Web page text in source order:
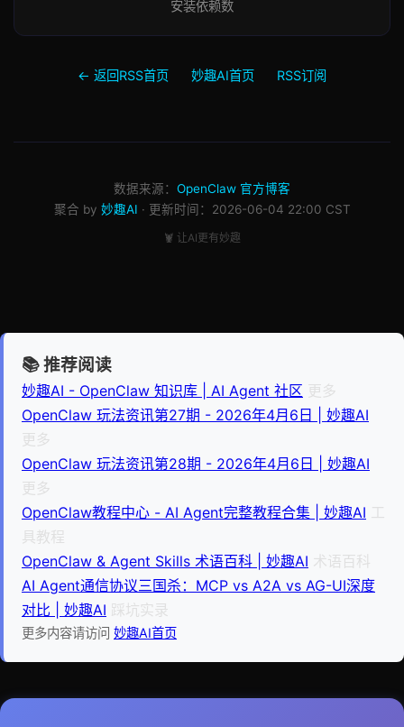
安装依赖数
← 返回RSS首页 妙趣AI首页 RSS订阅
数据来源： OpenClaw 官方博客
聚合 by 妙趣AI · 更新时间：2026-06-04 22:00 CST
🦞 让AI更有妙趣
📚 推荐阅读
妙趣AI - OpenClaw 知识库 | AI Agent 社区 更多
OpenClaw 玩法资讯第27期 - 2026年4月6日 | 妙趣AI
更多
OpenClaw 玩法资讯第28期 - 2026年4月6日 | 妙趣AI
更多
OpenClaw教程中心 - AI Agent完整教程合集 | 妙趣AI 工
具教程
OpenClaw & Agent Skills 术语百科 | 妙趣AI 术语百科
AI Agent通信协议三国杀：MCP vs A2A vs AG-UI深度
对比 | 妙趣AI 踩坑实录
更多内容请访问 妙趣AI首页